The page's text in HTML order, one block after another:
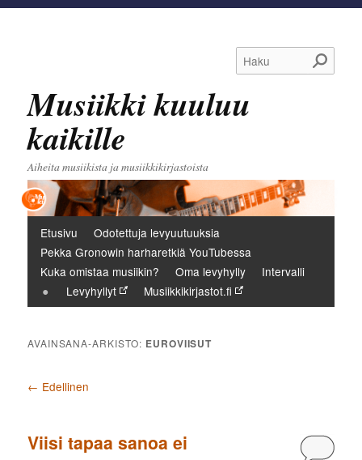
Haku
Musiikki kuuluu
kaikille
Aiheita musiikista ja musiikkikirjastoista
Päävalikko
Etusivu
Odotettuja levyuutuuksia
Pekka Gronowin harharetkiä YouTubessa
Kuka omistaa musiikin?
Oma levyhylly
Intervalli
Levyhyllyt
Musiikkikirjastot.fi
AVAINSANA-ARKISTO: EUROVIISUT
Artikkelien selaus
← Edellinen
Viisi tapaa sanoa ei